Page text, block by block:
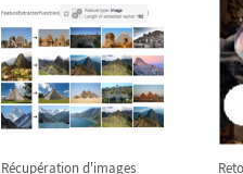
Récupération d'images